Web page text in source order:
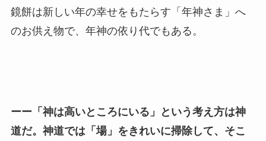
鏡餅は新しい年の幸せをもたらす「年神さま」へ
のお供え物で、年神の依り代でもある。
ーー「神は高いところにいる」という考え方は神
道だ。神道では「場」をきれいに掃除して、そこ